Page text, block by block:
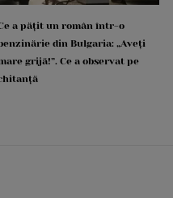
a pățit un român într-o
din Bulgaria: „Aveți
grijă!”. Ce a observat pe